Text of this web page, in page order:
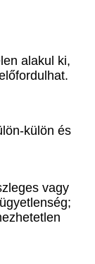
alakul ki,
külön és
vagy